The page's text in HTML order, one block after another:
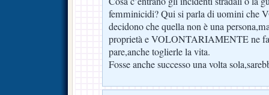
femminicidi? Qui si parla di uomini
decidono che quella non è una
proprietà e VOLONTARIAMENTE ne
pare,anche toglierle la vita.
Fosse anche successo una volta